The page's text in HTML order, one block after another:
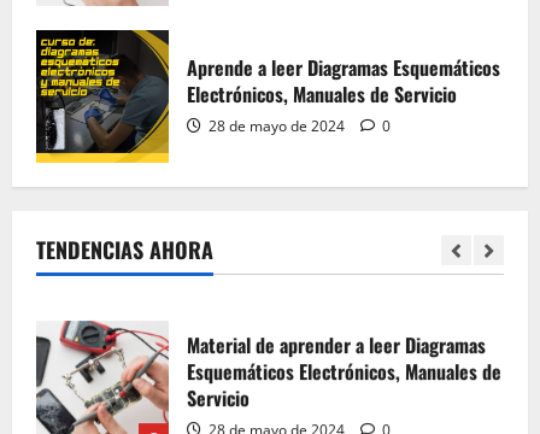
Aprende a leer Diagramas Esquemáticos
Electrónicos, Manuales de Servicio
28 de mayo de 2024 0
TENDENCIAS AHORA
1
28 de mayo de 2024 0
2
Curso de micro soldadura SMD
3
Esquemáticos Electrónicos, Manuales de
Servicio
28 de mayo de 2024